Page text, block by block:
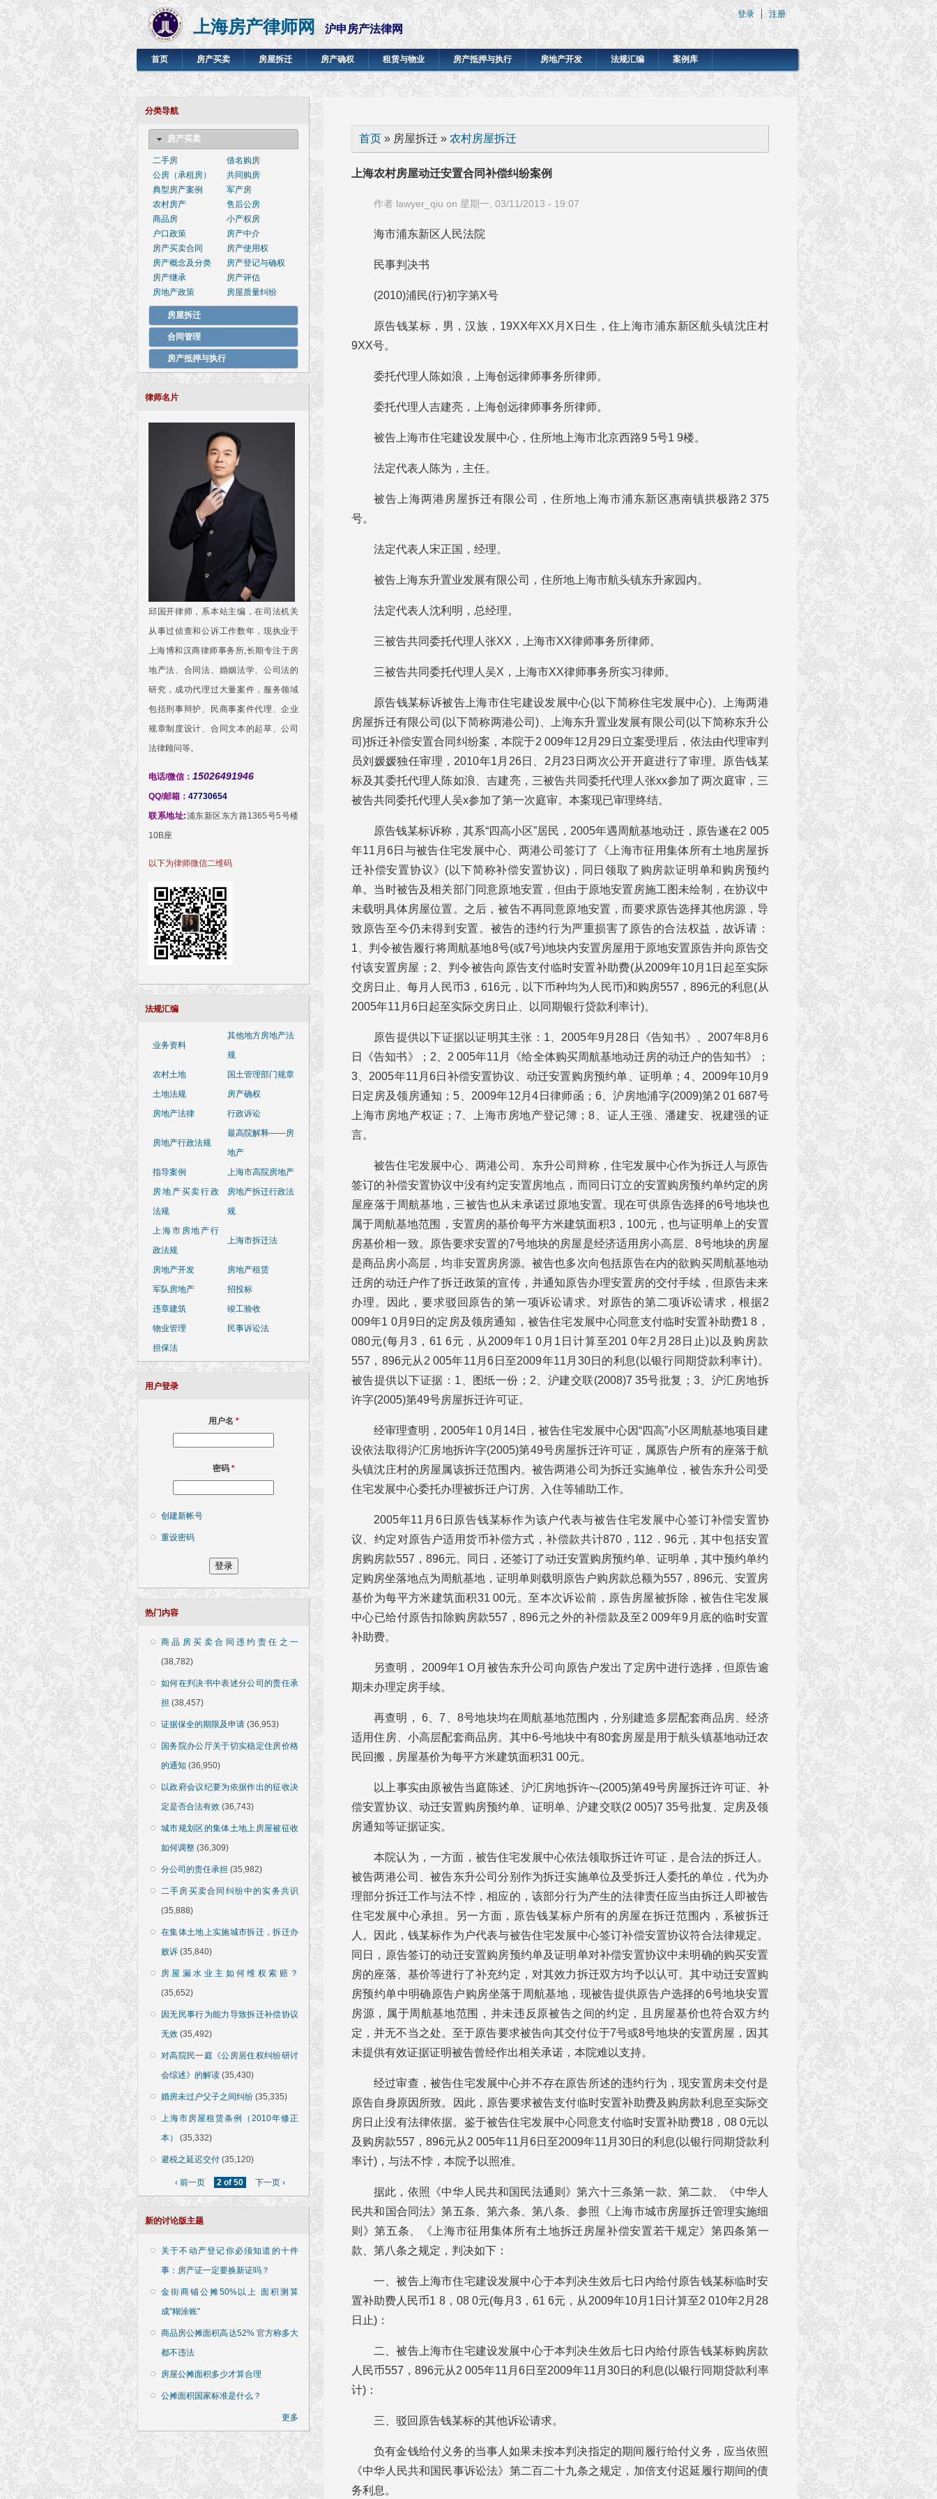
上海房产律师网 沪申房产法律网
登录 注册
首页 房产买卖 房屋拆迁 房产确权 租赁与物业 房产抵押与执行 房地产开发 法规汇编 案例库
分类导航
房产买卖
二手房
借名购房
公房（承租房）
共同购房
典型房产案例
军产房
农村房产
售后公房
商品房
小产权房
户口政策
房产中介
房产买卖合同
房产使用权
房产概念及分类
房产登记与确权
房产继承
房产评估
房地产政策
房屋质量纠纷
房屋拆迁
合同管理
房产抵押与执行
律师名片
邱国开律师，系本站主编，在司法机关
从事过侦查和公诉工作数年，现执业于
上海博和汉商律师事务所,长期专注于房
地产法、合同法、婚姻法学、公司法的
研究，成功代理过大量案件，服务领域
包括刑事辩护、民商事案件代理、企业
规章制度设计、合同文本的起草、公司
法律顾问等。
电话/微信： 15026491946
QQ/邮箱： 47730654
联系地址:浦东新区东方路1365号5号楼
10B座
以下为律师微信二维码
法规汇编
业务资料
其他地方房地产法
规
农村土地
国土管理部门规章
土地法规
房产确权
房地产法律
行政诉讼
房地产行政法规
最高院解释——房
地产
指导案例
上海市高院房地产
房地产买卖行政
法规
房地产拆迁行政法
规
上海市房地产行
政法规
上海市拆迁法
房地产开发
房地产租赁
军队房地产
招投标
违章建筑
竣工验收
物业管理
民事诉讼法
担保法
用户登录
用户名 *
密码 *
创建新帐号
重设密码
热门内容
商品房买卖合同违约责任之一
(38,782)
如何在判决书中表述分公司的责任承
担 (38,457)
证据保全的期限及申请 (36,953)
国务院办公厅关于切实稳定住房价格
的通知 (36,950)
以政府会议纪要为依据作出的征收决
定是否合法有效 (36,743)
城市规划区的集体土地上房屋被征收
如何调整 (36,309)
分公司的责任承担 (35,982)
二手房买卖合同纠纷中的实务共识
(35,888)
在集体土地上实施城市拆迁，拆迁办
败诉 (35,840)
房屋漏水业主如何维权索赔？
(35,652)
因无民事行为能力导致拆迁补偿协议
无效 (35,492)
对高院民一庭《公房居住权纠纷研讨
会综述》的解读 (35,430)
婚房未过户父子之间纠纷 (35,335)
上海市房屋租赁条例（2010年修正
本）
(35,332)
避税之延迟交付 (35,120)
‹ 前一页 2 of 50 下一页 ›
新的讨论版主题
关于不动产登记你必须知道的十件
事：房产证一定要换新证吗？
金街商铺公摊50%以上 面积测算
成"糊涂账"
商品房公摊面积高达52% 官方称多大
都不违法
房屋公摊面积多少才算合理
公摊面积国家标准是什么？
更多
你在这里
首页 » 房屋拆迁 » 农村房屋拆迁
上海农村房屋动迁安置合同补偿纠纷案例
作者 lawyer_qiu on 星期一, 03/11/2013 - 19:07
海市浦东新区人民法院
民事判决书
(2010)浦民(行)初字第X号
原告钱某标，男，汉族，19XX年XX月X日生，住上海市浦东新区航头镇沈庄村
9XX号。
委托代理人陈如浪，上海创远律师事务所律师。
委托代理人吉建亮，上海创远律师事务所律师。
被告上海市住宅建设发展中心，住所地上海市北京西路9 5号1 9楼。
法定代表人陈为，主任。
被告上海两港房屋拆迁有限公司，住所地上海市浦东新区惠南镇拱极路2 375
号。
法定代表人宋正国，经理。
被告上海东升置业发展有限公司，住所地上海市航头镇东升家园内。
法定代表人沈利明，总经理。
三被告共同委托代理人张XX，上海市XX律师事务所律师。
三被告共同委托代理人吴X，上海市XX律师事务所实习律师。
原告钱某标诉被告上海市住宅建设发展中心(以下简称住宅发展中心)、上海两港
房屋拆迁有限公司(以下简称两港公司)、上海东升置业发展有限公司(以下简称东升公
司)拆迁补偿安置合同纠纷案，本院于2 009年12月29日立案受理后，依法由代理审判
员刘媛媛独任审理，2010年1月26日、2月23日两次公开开庭进行了审理。原告钱某
标及其委托代理人陈如浪、吉建亮，三被告共同委托代理人张xx参加了两次庭审，三
被告共同委托代理人吴x参加了第一次庭审。本案现已审理终结。
原告钱某标诉称，其系“四高小区”居民，2005年遇周航基地动迁，原告遂在2 005
年11月6日与被告住宅发展中心、两港公司签订了《上海市征用集体所有土地房屋拆
迁补偿安置协议》(以下简称补偿安置协议)，同日领取了购房款证明单和购房预约
单。当时被告及相关部门同意原地安置，但由于原地安置房施工图未绘制，在协议中
未载明具体房屋位置。之后，被告不再同意原地安置，而要求原告选择其他房源，导
致原告至今仍未得到安置。被告的违约行为严重损害了原告的合法权益，故诉请：
1、判令被告履行将周航基地8号(或7号)地块内安置房屋用于原地安置原告并向原告交
付该安置房屋；2、判令被告向原告支付临时安置补助费(从2009年10月1日起至实际
交房日止、每月人民币3，616元，以下币种均为人民币)和购房557，896元的利息(从
2005年11月6日起至实际交房日止、以同期银行贷款利率计)。
原告提供以下证据以证明其主张：1、2005年9月28日《告知书》、2007年8月6
日《告知书》；2、2 005年11月《给全体购买周航基地动迁房的动迁户的告知书》；
3、2005年11月6日补偿安置协议、动迁安置购房预约单、证明单；4、2009年10月9
日定房及领房通知；5、2009年12月4日律师函；6、沪房地浦字(2009)第2 01 687号
上海市房地产权证；7、上海市房地产登记簿；8、证人王强、潘建安、祝建强的证
言。
被告住宅发展中心、两港公司、东升公司辩称，住宅发展中心作为拆迁人与原告
签订的补偿安置协议中没有约定安置房地点，而同日订立的安置购房预约单约定的房
屋座落于周航基地，三被告也从未承诺过原地安置。现在可供原告选择的6号地块也
属于周航基地范围，安置房的基价每平方米建筑面积3，100元，也与证明单上的安置
房基价相一致。原告要求安置的7号地块的房屋是经济适用房小高层、8号地块的房屋
是商品房小高层，均非安置房房源。被告也多次向包括原告在内的欲购买周航基地动
迁房的动迁户作了拆迁政策的宣传，并通知原告办理安置房的交付手续，但原告未来
办理。因此，要求驳回原告的第一项诉讼请求。对原告的第二项诉讼请求，根据2
009年1 0月9日的定房及领房通知，被告住宅发展中心同意支付临时安置补助费1 8，
080元(每月3，61 6元，从2009年1 0月1日计算至201 0年2月28日止)以及购房款
557，896元从2 005年11月6日至2009年11月30日的利息(以银行同期贷款利率计)。
被告提供以下证据：1、图纸一份；2、沪建交联(2008)7 35号批复；3、沪汇房地拆
许字(2005)第49号房屋拆迁许可证。
经审理查明，2005年1 0月14日，被告住宅发展中心因“四高”小区周航基地项目建
设依法取得沪汇房地拆许字(2005)第49号房屋拆迁许可证，属原告户所有的座落于航
头镇沈庄村的房屋属该拆迁范围内。被告两港公司为拆迁实施单位，被告东升公司受
住宅发展中心委托办理被拆迁户订房、入住等辅助工作。
2005年11月6日原告钱某标作为该户代表与被告住宅发展中心签订补偿安置协
议、约定对原告户适用货币补偿方式，补偿款共计870，112．96元，其中包括安置
房购房款557，896元。同日，还签订了动迁安置购房预约单、证明单，其中预约单约
定购房坐落地点为周航基地，证明单则载明原告户购房款总额为557，896元、安置房
基价为每平方米建筑面积31 00元。至本次诉讼前，原告房屋被拆除，被告住宅发展
中心已给付原告扣除购房款557，896元之外的补偿款及至2 009年9月底的临时安置
补助费。
另查明， 2009年1 O月被告东升公司向原告户发出了定房中进行选择，但原告逾
期未办理定房手续。
再查明， 6、7、8号地块均在周航基地范围内，分别建造多层配套商品房、经济
适用住房、小高层配套商品房。其中6-号地块中有80套房屋是用于航头镇基地动迁农
民回搬，房屋基价为每平方米建筑面积31 00元。
以上事实由原被告当庭陈述、沪汇房地拆许~-(2005)第49号房屋拆迁许可证、补
偿安置协议、动迁安置购房预约单、证明单、沪建交联(2 005)7 35号批复、定房及领
房通知等证据证实。
本院认为，一方面，被告住宅发展中心依法领取拆迁许可证，是合法的拆迁人。
被告两港公司、被告东升公司分别作为拆迁实施单位及受拆迁人委托的单位，代为办
理部分拆迁工作与法不悖，相应的，该部分行为产生的法律责任应当由拆迁人即被告
住宅发展中心承担。另一方面，原告钱某标户所有的房屋在拆迁范围内，系被拆迁
人。因此，钱某标作为户代表与被告住宅发展中心签订补偿安置协议符合法律规定。
同日，原告签订的动迁安置购房预约单及证明单对补偿安置协议中未明确的购买安置
房的座落、基价等进行了补充约定，对其效力拆迁双方均予以认可。其中动迁安置购
房预约单中明确原告户购房坐落于周航基地，现被告提供原告户选择的6号地块安置
房源，属于周航基地范围，并未违反原被告之间的约定，且房屋基价也符合双方约
定，并无不当之处。至于原告要求被告向其交付位于7号或8号地块的安置房屋，因其
未提供有效证据证明被告曾经作出相关承诺，本院难以支持。
经过审查，被告住宅发展中心并不存在原告所述的违约行为，现安置房未交付是
原告自身原因所致。因此，原告要求被告支付临时安置补助费及购房款利息至实际交
房日止没有法律依据。鉴于被告住宅发展中心同意支付临时安置补助费18，08 0元以
及购房款557，896元从2 005年11月6日至2009年11月30日的利息(以银行同期贷款利
率计)，与法不悖，本院予以照准。
据此，依照《中华人民共和国民法通则》第六十三条第一款、第二款、《中华人
民共和国合同法》第五条、第六条、第八条、参照《上海市城市房屋拆迁管理实施细
则》第五条、《上海市征用集体所有土地拆迁房屋补偿安置若干规定》第四条第一
款、第八条之规定，判决如下：
一、被告上海市住宅建设发展中心于本判决生效后七日内给付原告钱某标临时安
置补助费人民币1 8，08 0元(每月3，61 6元，从2009年10月1日计算至2 010年2月28
日止)：
二、被告上海市住宅建设发展中心于本判决生效后七日内给付原告钱某标购房款
人民币557，896元从2 005年11月6日至2009年11月30日的利息(以银行同期贷款利率
计)：
三、驳回原告钱某标的其他诉讼请求。
负有金钱给付义务的当事人如果未按本判决指定的期间履行给付义务，应当依照
《中华人民共和国民事诉讼法》第二百二十九条之规定，加倍支付迟延履行期间的债
务利息。